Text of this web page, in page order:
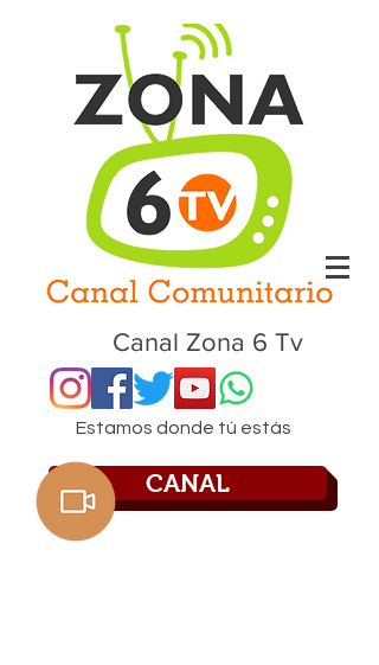
Canal Zona 6 Tv
Estamos donde tú estás
CANAL